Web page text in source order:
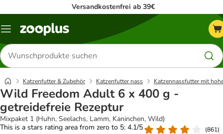
Versandkostenfrei ab 39€
Menü
Produkte
suchen
Katzenfutter & Zubehör Katzenfutter nass Katzennassfutter mit
Wild Freedom Adult 6 x 400 g -
getreidefreie Rezeptur
Mixpaket 1 (Huhn, Seelachs, Lamm, Kaninchen, Wild)
This is a stars rating area from zero to 5: 4.1/5
(861)